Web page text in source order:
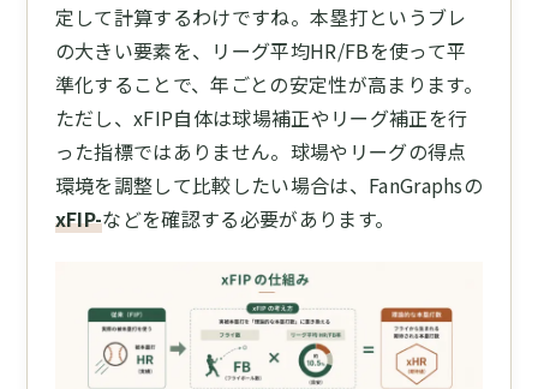
定して計算するわけですね。本塁打というブレ
の大きい要素を、リーグ平均HR/FBを使って平
準化することで、年ごとの安定性が高まります。
ただし、xFIP自体は球場補正やリーグ補正を行
った指標ではありません。球場やリーグの得点
環境を調整して比較したい場合は、FanGraphsの
xFIP-などを確認する必要があります。